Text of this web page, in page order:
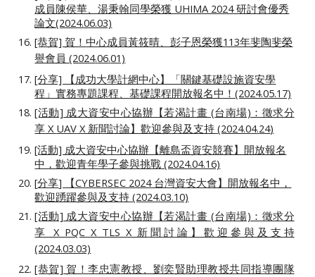
成員陳侯華、湯秉翰同學榮獲 UHIMA 2024 研討會優秀
論文(2024.06.03)
[恭賀] 賀！中心成員黃筱晴、彭子恩榮獲113年斐陶斐榮
譽會員 (2024.06.01)
[分享] 【成功大學計網中心】「關鍵基礎設施資安學
程」實務專題課程、基礎課程開放報名中！(2024.05.17)
[活動] 成大資安中心協辦【若渴計畫 (台南場)：徵求分
享 X UAV X 新聞討論】歡迎參與及支持 (2024.04.24)
[活動] 成大資安中心協辦【離島盃資安競賽】開放報名
中，歡迎青年學子參與挑戰 (2024.04.16)
[分享] 【CYBERSEC 2024 台灣資安大會】開放報名中，
歡迎踴躍參與及支持 (2024.03.10)
[活動] 成大資安中心協辦【若渴計畫 (台南場)：徵求分
享 X PQC X TLS X 新聞討論】歡迎參與及支持
(2024.03.03)
[恭賀] 賀！李忠憲教授、劉奕賢助理教授共同指導團隊